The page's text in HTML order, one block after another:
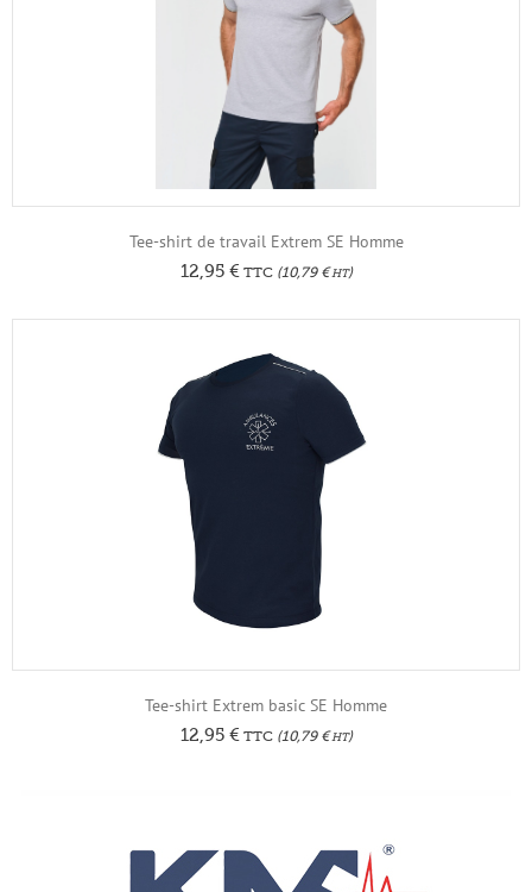
Tee-shirt de travail Extrem SE Homme
12,95 €TTC(10,79 €HT)
Tee-shirt Extrem basic SE Homme
12,95 €TTC(10,79 €HT)